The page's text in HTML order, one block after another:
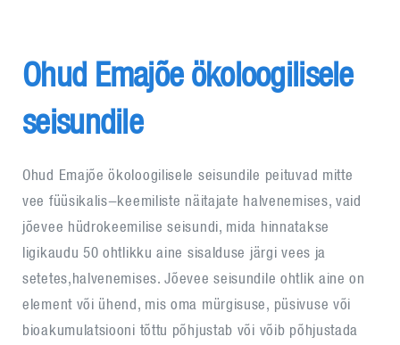
Ohud Emajõe ökoloogilisele
seisundile
Ohud Emajõe ökoloogilisele seisundile peituvad mitte
vee füüsikalis-keemiliste näitajate halvenemises, vaid
jõevee hüdrokeemilise seisundi, mida hinnatakse
ligikaudu 50 ohtlikku aine sisalduse järgi vees ja
setetes,halvenemises. Jõevee seisundile ohtlik aine on
element või ühend, mis oma mürgisuse, püsivuse või
bioakumulatsiooni tõttu põhjustab või võib põhjustada